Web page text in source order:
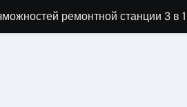
ремонтной станции 3 в 1
изоляции для